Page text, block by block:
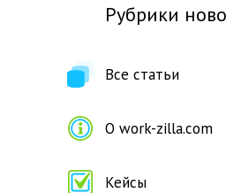
Рубрики
Все статьи
О work-zilla.com
Кейсы